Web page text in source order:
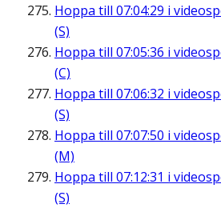
Hoppa till 07:04:29 i
(S)
Hoppa till 07:05:36 i
(C)
Hoppa till 07:06:32 i
(S)
Hoppa till 07:07:50 i
(M)
Hoppa till 07:12:31 i
(S)